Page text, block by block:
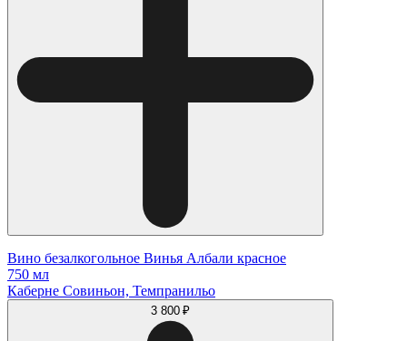
Вино безалкогольное Винья Албали красное
750 мл
Каберне Совиньон, Темпранильо
3 800 ₽